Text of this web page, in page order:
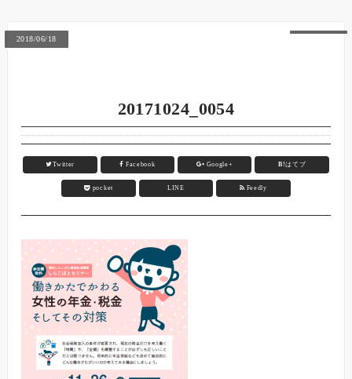
2018/06/18
20171024_0054
Twitter Facebook Google+ B!はてブ
pocket LINE Feedly